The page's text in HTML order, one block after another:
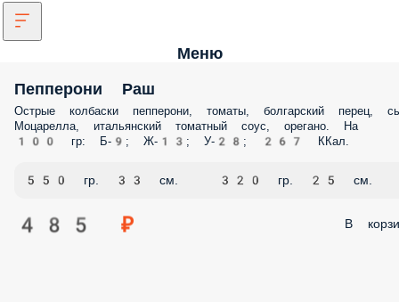
Меню
Пепперони Раш
Острые колбаски пепперони, томаты, болгарский перец,
Моцарелла, итальянский томатный соус, орегано. На
100 гр: Б-9; Ж-13; У-28; 267 ККал.
550 гр. 33 см. 320 гр. 25 см.
485 ₽ В